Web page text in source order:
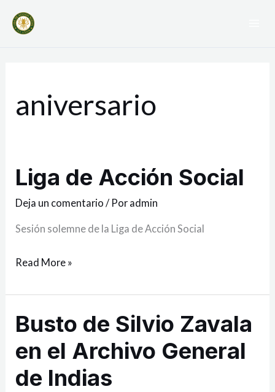
aniversario
Liga de Acción Social
Deja un comentario / Por admin
Sesión solemne de la Liga de Acción Social
Liga
Acción
Social
Read More »
Busto de Silvio Zavala
en el Archivo General
de Indias
Busto
Silvio
Zavala